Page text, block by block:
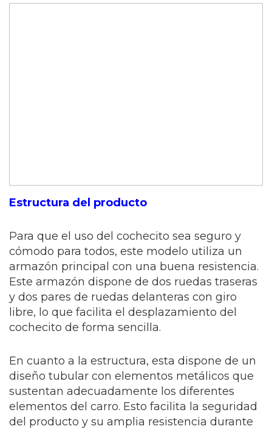
Estructura del producto
Para que el uso del cochecito sea seguro y
cómodo para todos, este modelo utiliza un
armazón principal con una buena resistencia.
Este armazón dispone de dos ruedas traseras
y dos pares de ruedas delanteras con giro
libre, lo que facilita el desplazamiento del
cochecito de forma sencilla.
En cuanto a la estructura, esta dispone de un
diseño tubular con elementos metálicos que
sustentan adecuadamente los diferentes
elementos del carro. Esto facilita la seguridad
del producto y su amplia resistencia durante